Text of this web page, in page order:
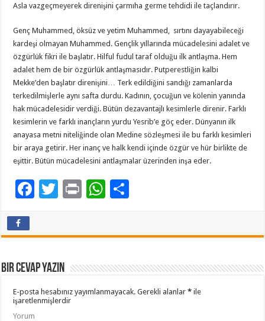
Asla vazgeçmeyerek direnişini çarmıha germe tehdidi ile taçlandırır.
Genç Muhammed, öksüz ve yetim Muhammed, sırtını dayayabileceği
kardeşi olmayan Muhammed. Gençlik yıllarında mücadelesini adalet ve
özgürlük fikri ile başlatır. Hilful fudul taraf olduğu ilk antlaşma. Hem
adalet hem de bir özgürlük antlaşmasıdır. Putperestliğin kalbi
Mekke’den başlatır direnişini… Terk edildiğini sandığı zamanlarda
terkedilmişlerle aynı safta durdu. Kadının, çocuğun ve kölenin yanında
hak mücadelesidir verdiği. Bütün dezavantajlı kesimlerle direnir. Farklı
kesimlerin ve farklı inançların yurdu Yesrib’e göç eder. Dünyanın ilk
anayasa metni niteliğinde olan Medine sözleşmesi ile bu farklı kesimleri
bir araya getirir. Her inanç ve halk kendi içinde özgür ve hür birlikte de
eşittir. Bütün mücadelesini antlaşmalar üzerinden inşa eder.
F
o
o
k
T
Pr W
p
Bir cevap yazın
E-posta hesabınız yayımlanmayacak. Gerekli alanlar* ile
işaretlenmişlerdir
Yorum